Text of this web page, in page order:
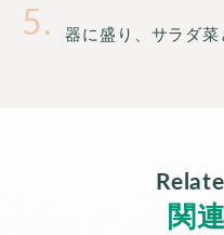
5 器に盛り、サラダ菜
関